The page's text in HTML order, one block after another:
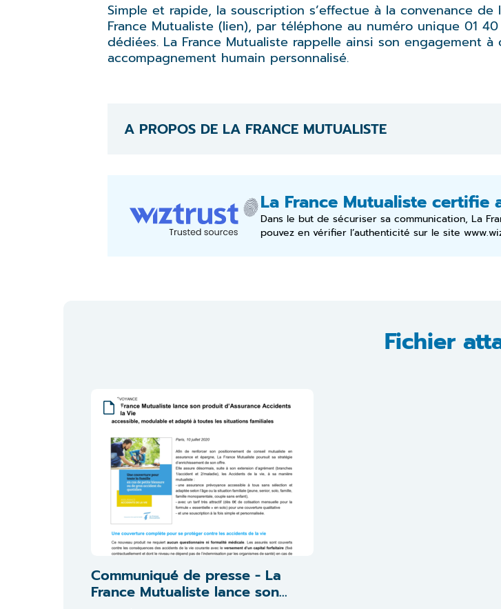
Simple et rapide, la souscription s’effectue à la convenance
France Mutualiste (lien), par téléphone au numéro unique 01
dédiées. La France Mutualiste rappelle ainsi son engagement
accompagnement humain personnalisé.
A PROPOS DE LA FRANCE MUTUALISTE
La France Mutualiste certifie
Dans le but de sécuriser sa communication, La
pouvez en vérifier l’authenticité sur le site
Fichier
Communiqué de presse - La
France Mutualiste lance son